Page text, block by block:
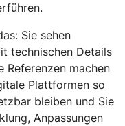
Sie sehen
technischen Details
Referenzen machen
Plattformen so
bleiben und Sie
Anpassungen